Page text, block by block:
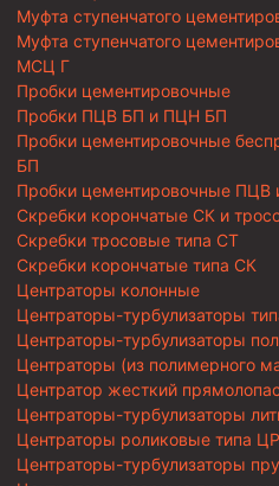
Муфта ступенчатого
Муфта ступенчатого
МСЦ Г
Пробки цементировочные
Пробки ПЦВ БП и ПЦН БП
Пробки цементировочные
БП
Пробки цементировочные ПЦВ
Скребки корончатые СК и
Скребки тросовые типа СТ
Скребки корончатые типа СК
Центраторы колонные
Центраторы-турбулизаторы
Центраторы-турбулизаторы
Центраторы (из полимерного
Центратор жесткий
Центраторы-турбулизаторы
Центраторы роликовые типа ЦР
Центраторы-турбулизаторы